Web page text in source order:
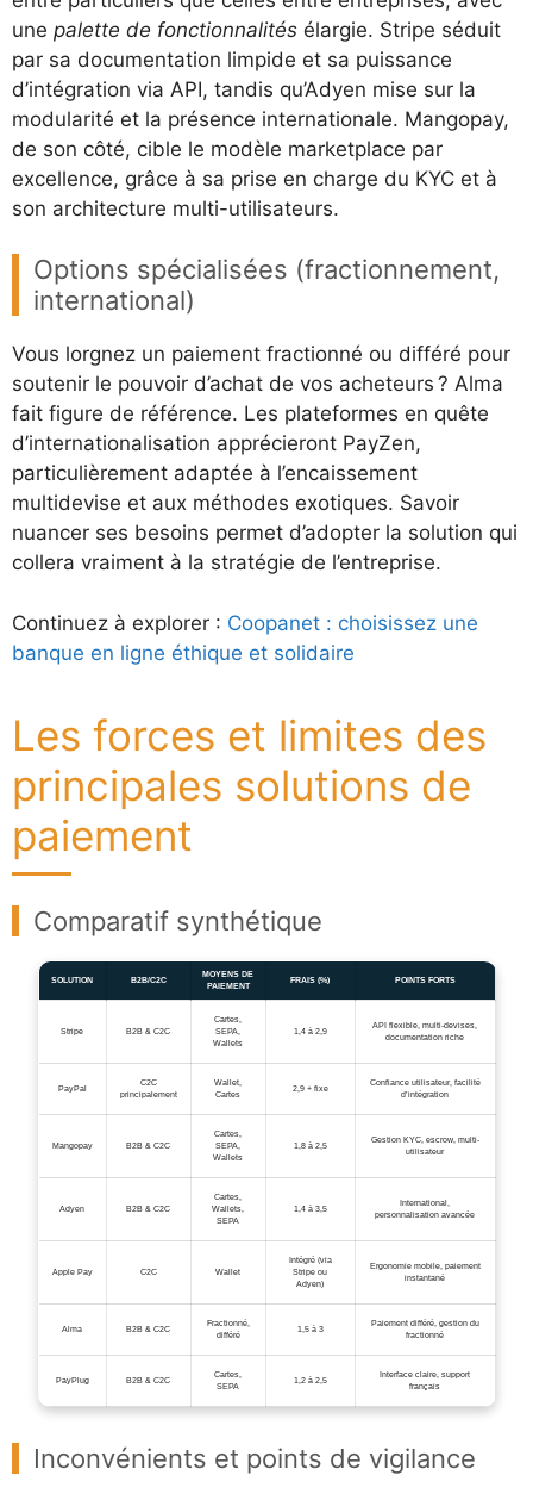
une palette de fonctionnalités élargie. Stripe séduit
par sa documentation limpide et sa puissance
d’intégration via API, tandis qu’Adyen mise sur la
modularité et la présence internationale. Mangopay,
de son côté, cible le modèle marketplace par
excellence, grâce à sa prise en charge du KYC et à
son architecture multi-utilisateurs.
Options spécialisées (fractionnement,
international)
Vous lorgnez un paiement fractionné ou différé pour
soutenir le pouvoir d’achat de vos acheteurs ? Alma
fait figure de référence. Les plateformes en quête
d’internationalisation apprécieront PayZen,
particulièrement adaptée à l’encaissement
multidevise et aux méthodes exotiques. Savoir
nuancer ses besoins permet d’adopter la solution qui
collera vraiment à la stratégie de l’entreprise.
Continuez à explorer : Coopanet : choisissez une
banque en ligne éthique et solidaire
Les forces et limites des
principales solutions de
paiement
Comparatif synthétique
SOLUTION B2B/C2C
MOYENS DE
PAIEMENT
FRAIS (%) POINTS FORTS
Stripe B2B & C2C
Cartes,
SEPA,
Wallets
1,4 à 2,9
API flexible, multi-devises,
documentation riche
PayPal
C2C
principalement
Wallet,
Cartes
2,9 + fixe
Confiance utilisateur, facilité
d’intégration
Mangopay B2B & C2C
Cartes,
SEPA,
Wallets
1,8 à 2,5
Gestion KYC, escrow, multi-
utilisateur
Adyen B2B & C2C
Cartes,
Wallets,
SEPA
1,4 à 3,5
International,
personnalisation avancée
Apple Pay C2C Wallet
Intégré (via
Stripe ou
Adyen)
Ergonomie mobile, paiement
instantané
Alma B2B & C2C
Fractionné,
différé
1,5 à 3
Paiement différé, gestion du
fractionné
PayPlug B2B & C2C
Cartes,
SEPA
1,2 à 2,5
Interface claire, support
français
Inconvénients et points de vigilance